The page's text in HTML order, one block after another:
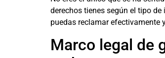
derechos tienes según el tipo
puedas reclamar efectivamente
Marco legal de